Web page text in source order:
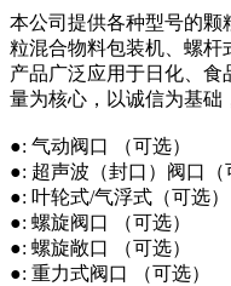
本公司提供各种型号的颗
粒混合物料包装机、螺杆
产品广泛应用于日化、
量为核心，以诚信为基础
●: 气动阀口 （可选）
●: 超声波（封口）阀口（
●: 叶轮式/气浮式（可选）
●: 螺旋阀口 （可选）
●: 螺旋敞口 （可选）
●: 重力式阀口 （可选）